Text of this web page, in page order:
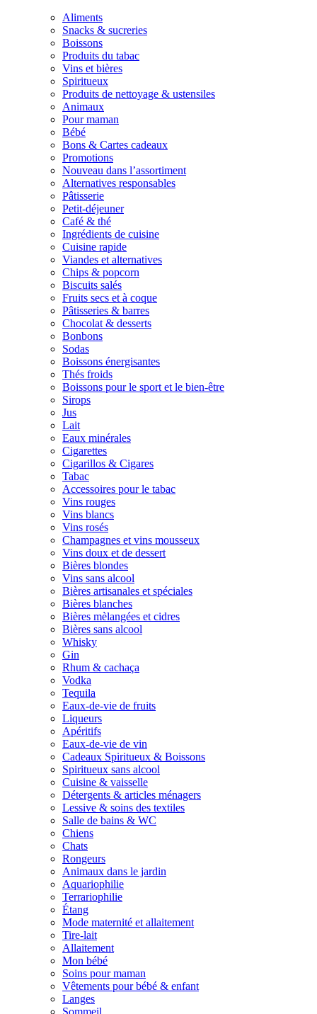
Aliments
Snacks & sucreries
Boissons
Produits du tabac
Vins et bières
Spiritueux
Produits de nettoyage & ustensiles
Animaux
Pour maman
Bébé
Bons & Cartes cadeaux
Promotions
Nouveau dans l’assortiment
Alternatives responsables
Pâtisserie
Petit-déjeuner
Café & thé
Ingrédients de cuisine
Cuisine rapide
Viandes et alternatives
Chips & popcorn
Biscuits salés
Fruits secs et à coque
Pâtisseries & barres
Chocolat & desserts
Bonbons
Sodas
Boissons énergisantes
Thés froids
Boissons pour le sport et le bien-être
Sirops
Jus
Lait
Eaux minérales
Cigarettes
Cigarillos & Cigares
Tabac
Accessoires pour le tabac
Vins rouges
Vins blancs
Vins rosés
Champagnes et vins mousseux
Vins doux et de dessert
Bières blondes
Vins sans alcool
Bières artisanales et spéciales
Bières blanches
Bières mèlangées et cidres
Bières sans alcool
Whisky
Gin
Rhum & cachaça
Vodka
Tequila
Eaux-de-vie de fruits
Liqueurs
Apéritifs
Eaux-de-vie de vin
Cadeaux Spiritueux & Boissons
Spiritueux sans alcool
Cuisine & vaisselle
Détergents & articles ménagers
Lessive & soins des textiles
Salle de bains & WC
Chiens
Chats
Rongeurs
Animaux dans le jardin
Aquariophilie
Terrariophilie
Étang
Mode maternité et allaitement
Tire-lait
Allaitement
Mon bébé
Soins pour maman
Vêtements pour bébé & enfant
Langes
Sommeil